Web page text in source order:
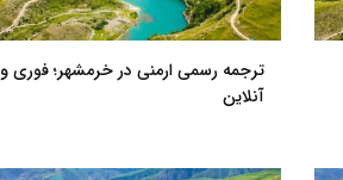
ترجمه رسمی ارمنی در خرمشهر؛ فوری و
آنلاین